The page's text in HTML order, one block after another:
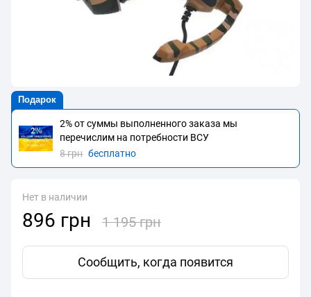
Подарок
2% от суммы выполненного заказа мы
перечислим на потребности BCУ
8 грн бесплатно
Нет в наличии
896 грн 1 195 грн
Сообщить, когда появится